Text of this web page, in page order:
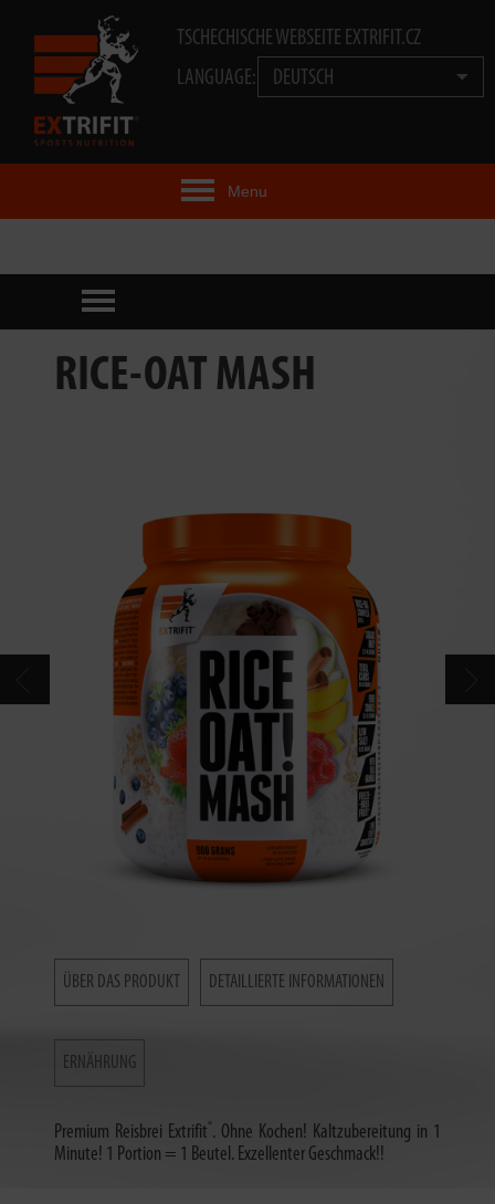
TSCHECHISCHE WEBSEITE EXTRIFIT.CZ
LANGUAGE:
DEUTSCH
Menu
PRODUKTE
TECHNOLOGIE
RICE-OAT MASH
ÜBER DAS PRODUKT DETAILLIERTE INFORMATIONEN
ERNÄHRUNG
Premium Reisbrei Extrifit ®. Ohne Kochen! Kaltzubereitung in 1
Minute! 1 Portion = 1 Beutel. Exzellenter Geschmack!!